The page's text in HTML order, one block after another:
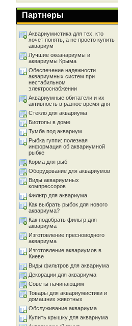
Партнеры
Аквариумистика для тех, кто
хочет понять, а не просто купить
аквариум
Лучшие океанариумы и
аквариумы Крыма
Обеспечение надежности
аквариумных систем при
нестабильном
электроснабжении
Аквариумные обитатели и их
активность в разное время дня
Стекло для аквариума
Биотопы в доме
Тумба под аквариум
Рыбка гуппи: полезная
информация об аквариумной
рыбке
Корма для рыб
Оборудование для аквариумов
Виды аквариумных
компрессоров
Фильтр для аквариума
Как выбрать рыбок для нового
аквариума?
Как подобрать фильтр для
аквариума
Изготовление пресноводного
аквариума
Изготовление аквариумов в
Киеве
Виды фильтров для аквариума
Декорации для аквариума
Советы начинающим
Товары для аквариумистики и
домашних животных
Обслуживание аквариума
Купить крышку для аквариума